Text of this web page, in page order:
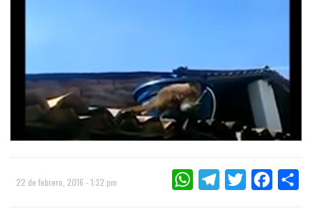
22 de febrero, 2016 - 1:32 pm WHATSAPPTELEGRAMTWITTER